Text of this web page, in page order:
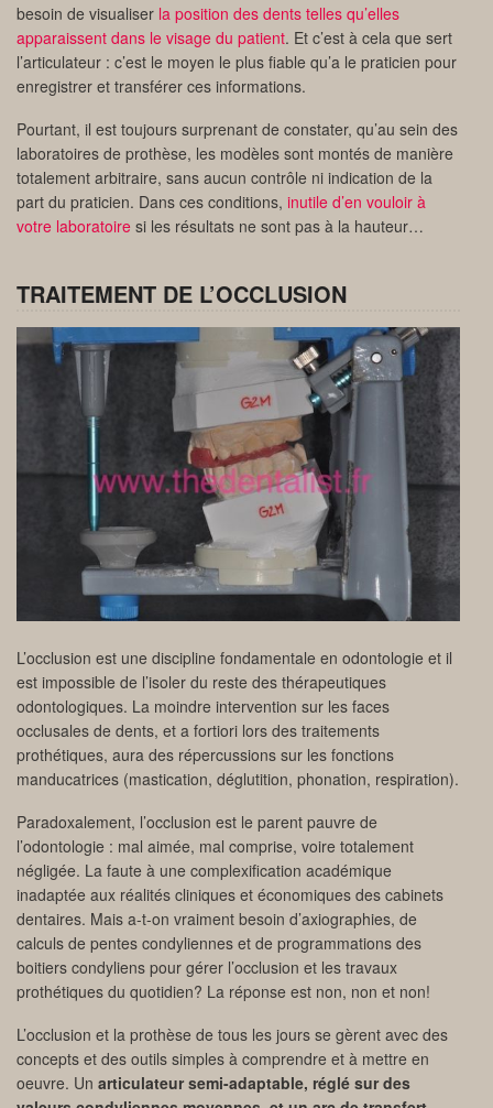
besoin de visualiser la position des dents telles qu’elles
apparaissent dans le visage du patient. Et c’est à cela que sert
l’articulateur : c’est le moyen le plus fiable qu’a le praticien pour
enregistrer et transférer ces informations.
Pourtant, il est toujours surprenant de constater, qu’au sein des
laboratoires de prothèse, les modèles sont montés de manière
totalement arbitraire, sans aucun contrôle ni indication de la
part du praticien. Dans ces conditions, inutile d’en vouloir à
votre laboratoire si les résultats ne sont pas à la hauteur…
TRAITEMENT DE L’OCCLUSION
L’occlusion est une discipline fondamentale en odontologie et il
est impossible de l’isoler du reste des thérapeutiques
odontologiques. La moindre intervention sur les faces
occlusales de dents, et a fortiori lors des traitements
prothétiques, aura des répercussions sur les fonctions
manducatrices (mastication, déglutition, phonation, respiration).
Paradoxalement, l’occlusion est le parent pauvre de
l’odontologie : mal aimée, mal comprise, voire totalement
négligée. La faute à une complexification académique
inadaptée aux réalités cliniques et économiques des cabinets
dentaires. Mais a-t-on vraiment besoin d’axiographies, de
calculs de pentes condyliennes et de programmations des
boitiers condyliens pour gérer l’occlusion et les travaux
prothétiques du quotidien? La réponse est non, non et non!
L’occlusion et la prothèse de tous les jours se gèrent avec des
concepts et des outils simples à comprendre et à mettre en
oeuvre. Un articulateur semi-adaptable, réglé sur des